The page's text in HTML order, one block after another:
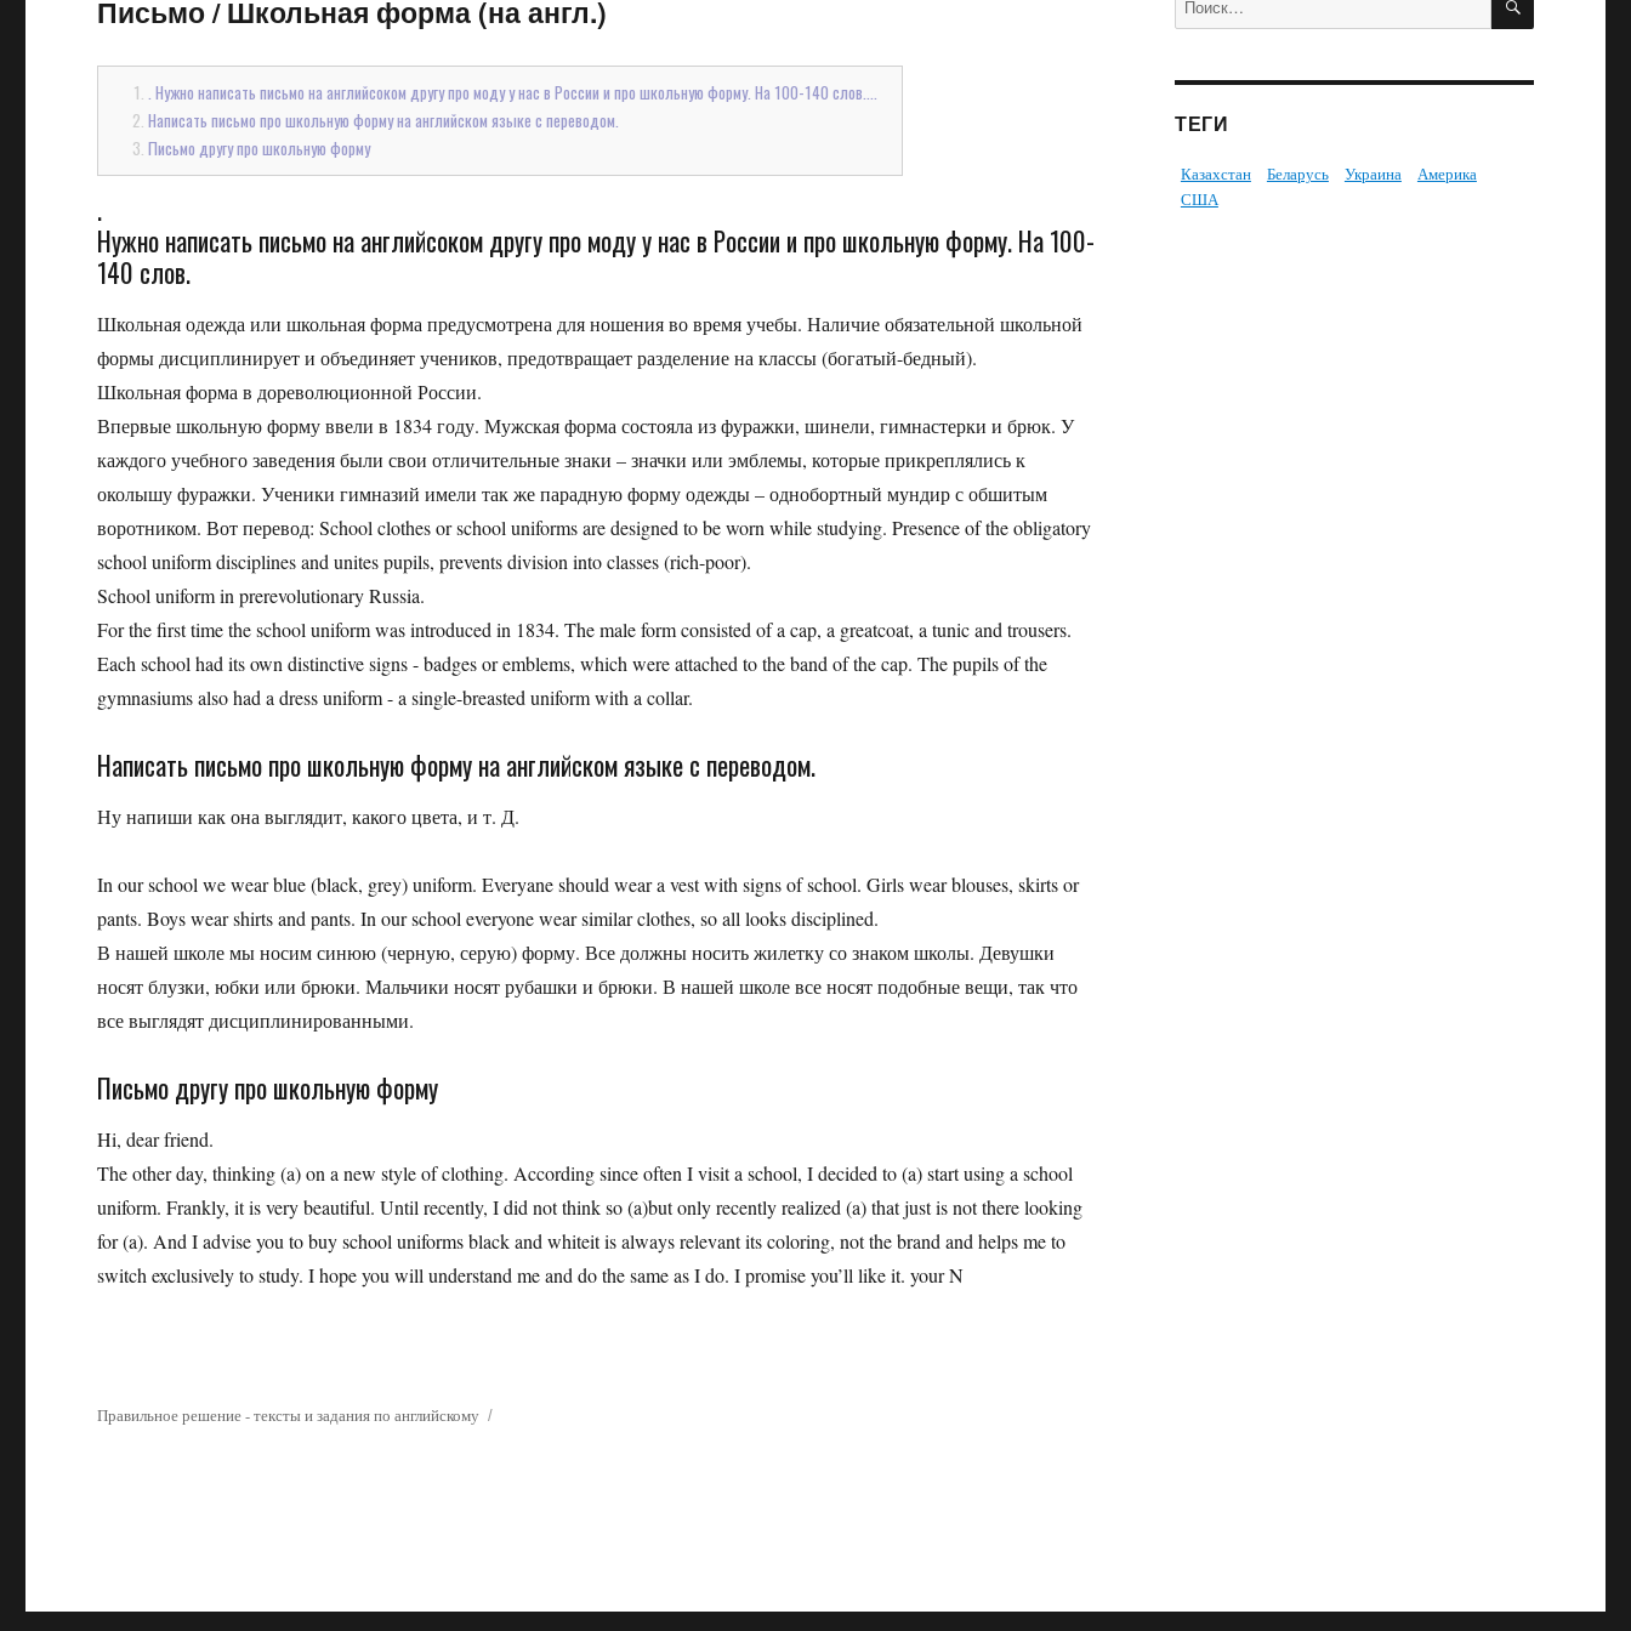
Письмо/Школьная форма (на англ.)
. Нужно написать письмо на английсоком другу про моду у нас в России и про школьную форму. На 100-140 слов....
Написать письмо про школьную форму на английском языке с переводом.
Письмо другу про школьную форму
.
Нужно написать письмо на английсоком другу про моду у нас в России и про школьную форму. На 100-
140 слов.
Школьная одежда или школьная форма предусмотрена для ношения во время учебы. Наличие обязательной школьной
формы дисциплинирует и объединяет учеников, предотвращает разделение на классы (богатый-бедный).
Школьная форма в дореволюционной России.
Впервые школьную форму ввели в 1834 году. Мужская форма состояла из фуражки, шинели, гимнастерки и брюк. У
каждого учебного заведения были свои отличительные знаки – значки или эмблемы, которые прикреплялись к
околышу фуражки. Ученики гимназий имели так же парадную форму одежды – однобортный мундир с обшитым
воротником. Вот перевод: School clothes or school uniforms are designed to be worn while studying. Presence of the obligatory
school uniform disciplines and unites pupils, prevents division into classes (rich-poor).
School uniform in prerevolutionary Russia.
For the first time the school uniform was introduced in 1834. The male form consisted of a cap, a greatcoat, a tunic and trousers.
Each school had its own distinctive signs - badges or emblems, which were attached to the band of the cap. The pupils of the
gymnasiums also had a dress uniform - a single-breasted uniform with a collar.
Написать письмо про школьную форму на английском языке с переводом.
Ну напиши как она выглядит, какого цвета, и т. Д.
In our school we wear blue (black, grey) uniform. Everyane should wear a vest with signs of school. Girls wear blouses, skirts or
pants. Boys wear shirts and pants. In our school everyone wear similar clothes, so all looks disciplined.
В нашей школе мы носим синюю (черную, серую) форму. Все должны носить жилетку со знаком школы. Девушки
носят блузки, юбки или брюки. Мальчики носят рубашки и брюки. В нашей школе все носят подобные вещи, так что
все выглядят дисциплинированными.
Письмо другу про школьную форму
Hi, dear friend.
The other day, thinking (a) on a new style of clothing. According since often I visit a school, I decided to (a) start using a school
uniform. Frankly, it is very beautiful. Until recently, I did not think so (a)but only recently realized (a) that just is not there looking
for (a). And I advise you to buy school uniforms black and whiteit is always relevant its coloring, not the brand and helps me to
switch exclusively to study. I hope you will understand me and do the same as I do. I promise you’ll like it. your N
ТЕГИ
Казахстан Беларусь Украина
Америка
США
Правильное решение - тексты и задания по английскому